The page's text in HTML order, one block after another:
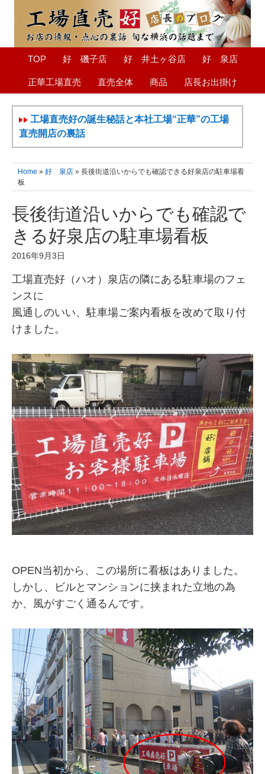
TOP 好 磯子店 好 井土ヶ谷店 好 泉店
正華工場直売 直売全体 商品 店長お出掛け
工場直売好の誕生秘話と本社工場“正華”の工場
直売開店の裏話
Home » 好 泉店 » 長後街道沿いからでも確認できる好泉店の駐車場看
板
長後街道沿いからでも確認で
きる好泉店の駐車場看板
2016年9月3日
工場直売好（ハオ）泉店の隣にある駐車場のフェ
ンスに
風通しのいい、駐車場ご案内看板を改めて取り付
けました。
OPEN当初から、この場所に看板はありました。
しかし、ビルとマンションに挟まれた立地の為
か、風がすごく通るんです。